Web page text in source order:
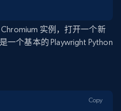
实例，打开一个新
一个基本的 Playwright Python
Copy